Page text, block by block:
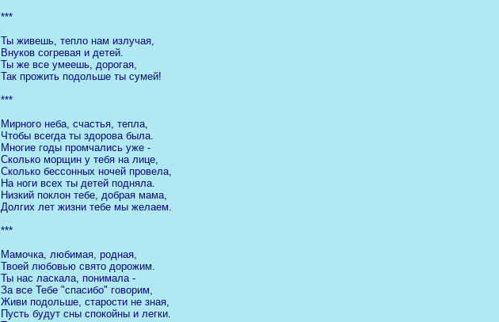
***
Ты живешь, тепло нам излучая,
Внуков согревая и детей.
Ты же все умеешь, дорогая,
Так прожить подольше ты сумей!
***
Мирного неба, счастья, тепла,
Чтобы всегда ты здорова была.
Многие годы промчались уже -
Сколько морщин у тебя на лице,
Сколько бессонных ночей провела,
На ноги всех ты детей подняла.
Низкий поклон тебе, добрая мама,
Долгих лет жизни тебе мы желаем.
***
Мамочка, любимая, родная,
Твоей любовью свято дорожим.
Ты нас ласкала, понимала -
За все Тебе "спасибо" говорим,
Живи подольше, старости не зная,
Пусть будут сны спокойны и легки.